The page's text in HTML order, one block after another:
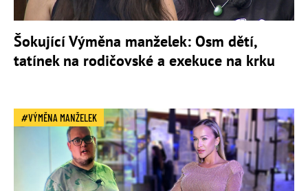
Šokující Výměna manželek: Osm dětí,
tatínek na rodičovské a exekuce na krku
VÝMĚNA MANŽELEK